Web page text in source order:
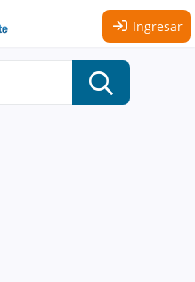
Ingresar